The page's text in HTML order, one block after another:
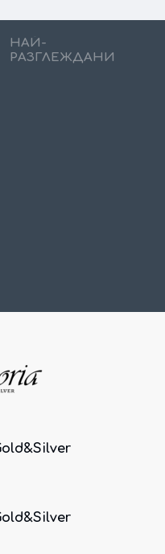
НАЙ-
РАЗГЛЕЖДАНИ